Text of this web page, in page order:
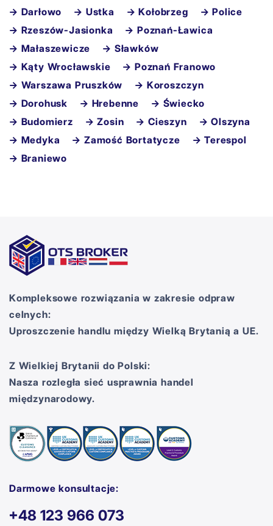
→ Darłowo
→ Ustka → Kołobrzeg
→ Police
→ Rzeszów-Jasionka
→ Poznań-Ławica
→ Małaszewicze
→ Sławków
→ Kąty Wrocławskie
→ Poznań Franowo
→ Warszawa Pruszków
→ Koroszczyn
→ Dorohusk
→ Hrebenne
→ Świecko
→ Budomierz
→ Zosin → Cieszyn
→ Olszyna
→ Medyka
→ Zamość Bortatycze
→ Terespol
→ Braniewo
Kompleksowe rozwiązania w zakresie odpraw
celnych:
Uproszczenie handlu między Wielką Brytanią a UE.
Z Wielkiej Brytanii do Polski:
Nasza rozległa sieć usprawnia handel
międzynarodowy.
Darmowe konsultacje:
+48 123 966 073